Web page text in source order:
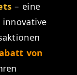
– eine
innovative
von